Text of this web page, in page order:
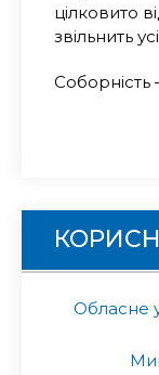
цілковито
звільнить
Обласне